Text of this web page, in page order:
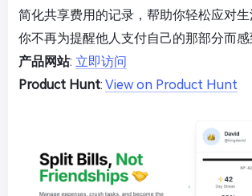
简化共享费用的记录，帮助你轻松应对
你不再为提醒他人支付自己的那部分而感
产品网站: 立即访问
Product Hunt: View on Product Hunt